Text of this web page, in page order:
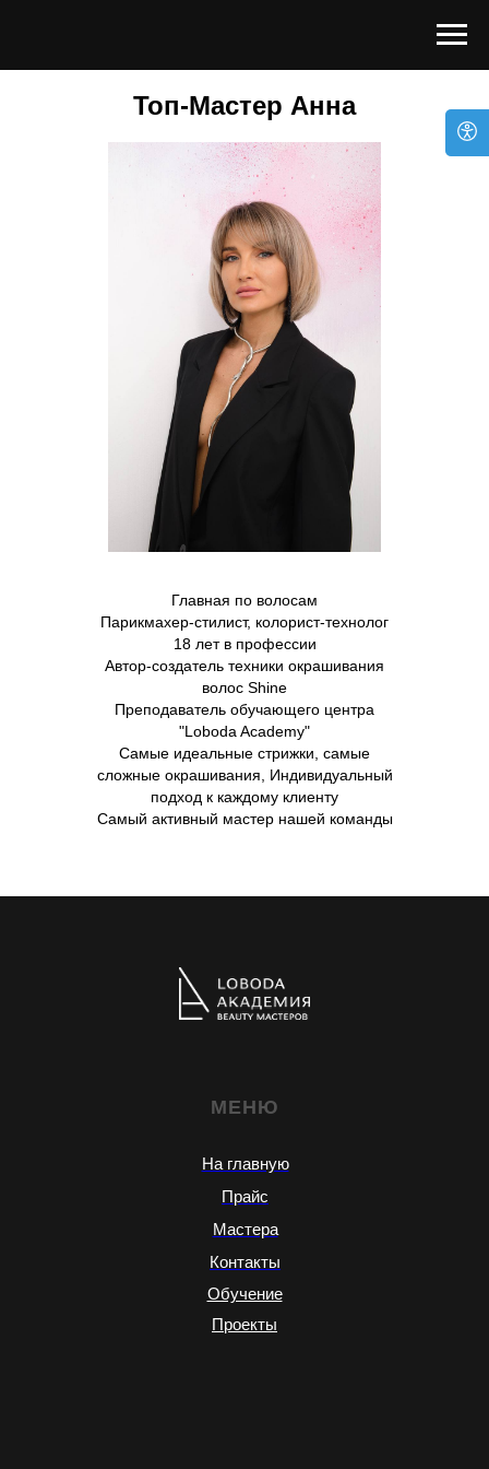
Главная по волосам
Парикмахер-стилист, колорист-технолог
18 лет в профессии
Автор-создатель техники окрашивания
волос Shine
Преподаватель обучающего центра
"Loboda Academy"
Самые идеальные стрижки, самые
сложные окрашивания, Индивидуальный
подход к каждому клиенту
Самый активный мастер нашей команды
Топ-Мастер Анна
МЕНЮ
На главную
Прайс
Мастера
Контакты
Обучение
Проекты